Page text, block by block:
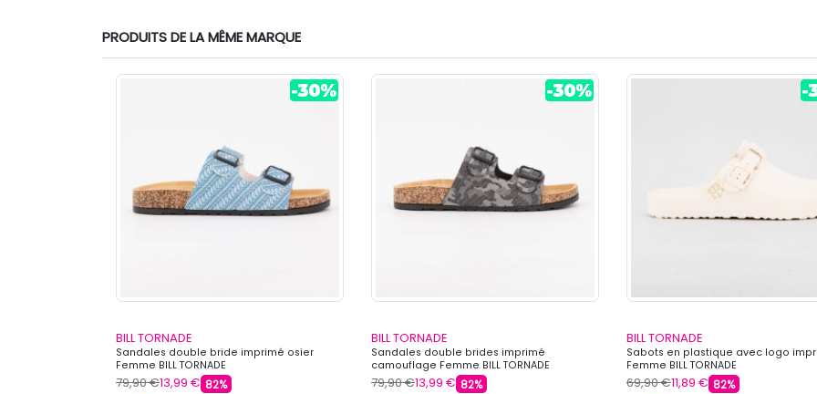
PRODUITS DE LA MÊME MARQUE
BILL TORNADE
Sandales double bride imprimé osier
Femme BILL TORNADE
79,90 €13,99 € 82%
BILL TORNADE
Sandales double brides imprimé
camouflage Femme BILL TORNADE
79,90 €13,99 € 82%
BILL TORNADE
Sabots en plastique avec logo
Femme BILL TORNADE
69,90 €11,89 € 82%